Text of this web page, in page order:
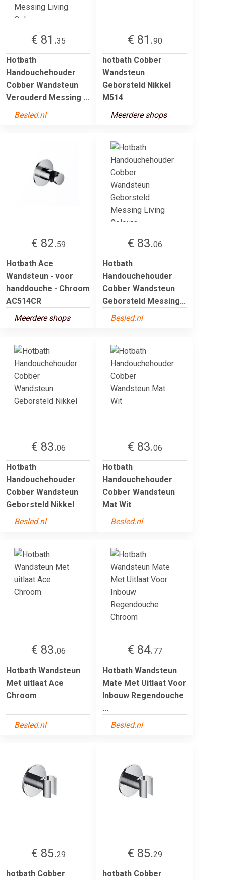
€ 81.35
Hotbath
Handouchehouder
Cobber Wandsteun
Verouderd Messing ...
Besled.nl
€ 81.90
hotbath Cobber
Wandsteun
Geborsteld Nikkel
M514
Meerdere shops
€ 82.59
Hotbath Ace
Wandsteun - voor
handdouche - Chroom
AC514CR
Meerdere shops
€ 83.06
Hotbath
Handouchehouder
Cobber Wandsteun
Geborsteld Messing...
Besled.nl
€ 83.06
Hotbath
Handouchehouder
Cobber Wandsteun
Geborsteld Nikkel
Besled.nl
€ 83.06
Hotbath
Handouchehouder
Cobber Wandsteun
Mat Wit
Besled.nl
€ 83.06
Hotbath Wandsteun
Met uitlaat Ace
Chroom
Besled.nl
€ 84.77
Hotbath Wandsteun
Mate Met Uitlaat Voor
Inbouw Regendouche
...
Besled.nl
€ 85.29
hotbath Cobber
€ 85.29
hotbath Cobber